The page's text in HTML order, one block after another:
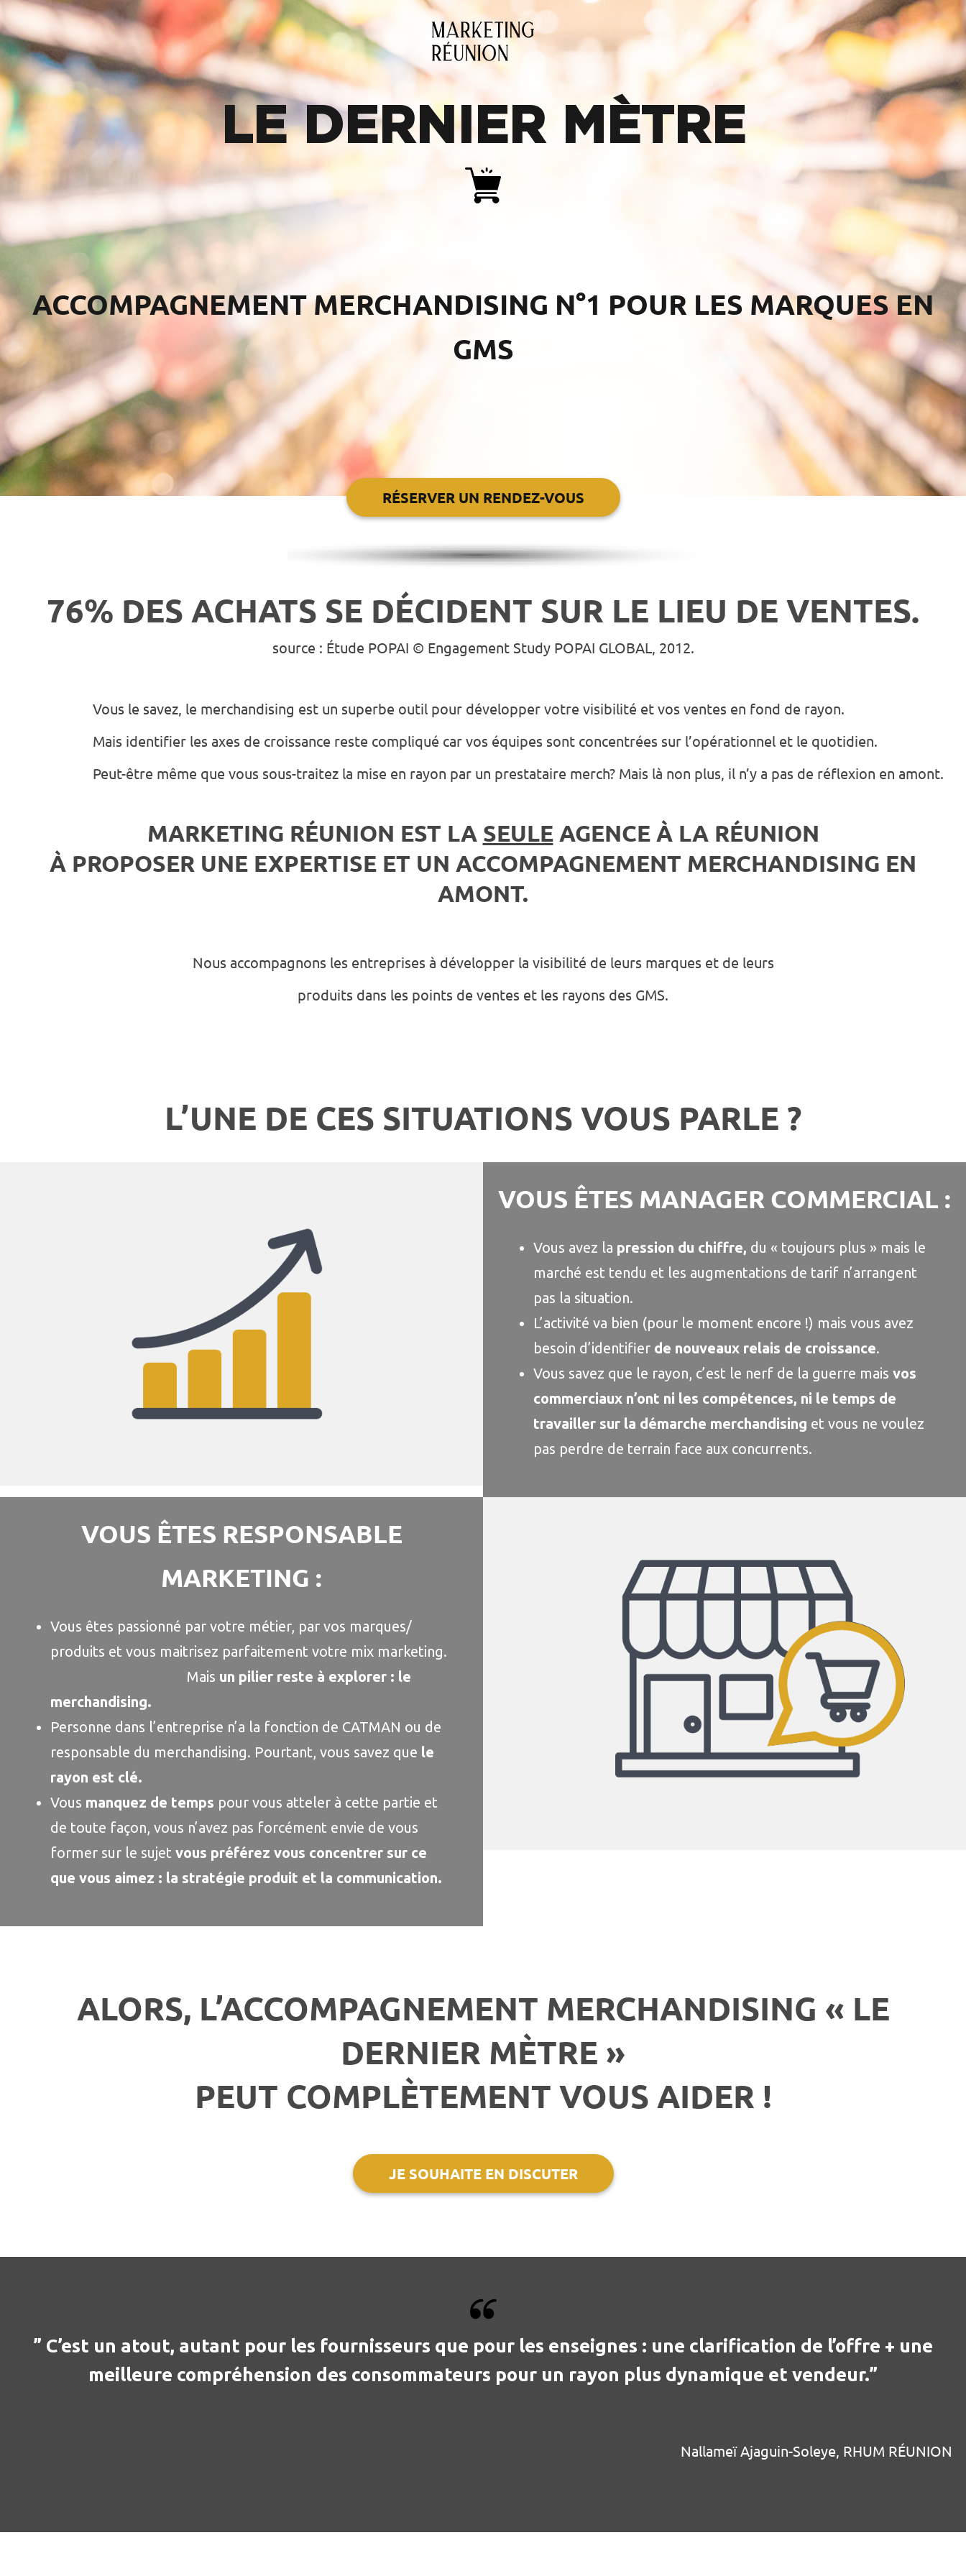
LE DERNIER MÈTRE
ACCOMPAGNEMENT MERCHANDISING N°1 POUR LES MARQUES EN
GMS
RÉSERVER UN RENDEZ-VOUS
76% DES ACHATS SE DÉCIDENT SUR LE LIEU DE VENTES.
source : Étude POPAI © Engagement Study POPAI GLOBAL, 2012.
Vous le savez, le merchandising est un superbe outil pour développer votre visibilité et vos ventes en fond de rayon.
Mais identifier les axes de croissance reste compliqué car vos équipes sont concentrées sur l’opérationnel et le quotidien.
Peut-être même que vous sous-traitez la mise en rayon par un prestataire merch? Mais là non plus, il n’y a pas de réflexion en amont.
MARKETING RÉUNION EST LA SEULEAGENCE À LA RÉUNION
À PROPOSER UNE EXPERTISE ET UN ACCOMPAGNEMENT MERCHANDISING EN
AMONT.
Nous accompagnons les entreprises à développer la visibilité de leurs marques et de leurs
produits dans les points de ventes et les rayons des GMS.
L’UNE DE CES SITUATIONS VOUS PARLE ?
VOUS ÊTES MANAGER COMMERCIAL :
Vous avez la pression du chiffre, du « toujours plus » mais le
marché est tendu et les augmentations de tarif n’arrangent
pas la situation.
L’activité va bien (pour le moment encore !) mais vous avez
besoin d’identifier de nouveaux relais de croissance.
Vous savez que le rayon, c’est le nerf de la guerre mais vos
commerciaux n’ont ni les compétences, ni le temps de
travailler sur la démarche merchandising et vous ne voulez
pas perdre de terrain face aux concurrents.
VOUS ÊTES RESPONSABLE
MARKETING :
Vous êtes passionné par votre métier, par vos marques/
produits et vous maitrisez parfaitement votre mix marketing.
Mais un pilier reste à explorer : le
merchandising.
Personne dans l’entreprise n’a la fonction de CATMAN ou de
responsable du merchandising. Pourtant, vous savez que le
rayon est clé.
Vous manquez de temps pour vous atteler à cette partie et
de toute façon, vous n’avez pas forcément envie de vous
former sur le sujet vous préférez vous concentrer sur ce
que vous aimez : la stratégie produit et la communication.
ALORS, L’ACCOMPAGNEMENT MERCHANDISING « LE
DERNIER MÈTRE »
PEUT COMPLÈTEMENT VOUS AIDER !
JE SOUHAITE EN DISCUTER
” C’est un atout, autant pour les fournisseurs que pour les enseignes : une clarification de l’offre + une
meilleure compréhension des consommateurs pour un rayon plus dynamique et vendeur.”
Nallameï Ajaguin-Soleye, RHUM RÉUNION